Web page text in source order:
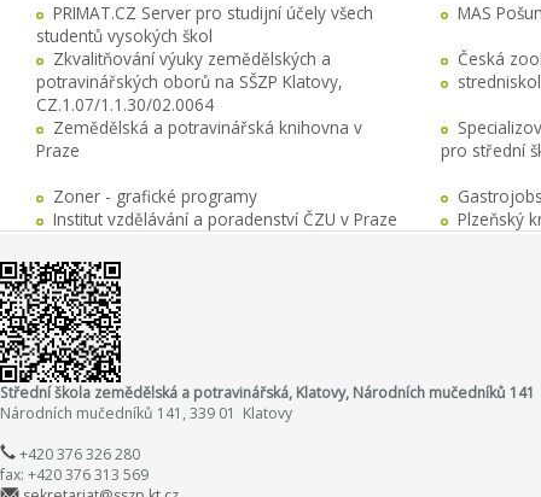
PRIMAT.CZ Server pro studijní účely všech
studentů vysokých škol
MAS
Zkvalitňování výuky zemědělských a
potravinářských oborů na SŠZP Klatovy,
CZ.1.07/1.1.30/02.0064
Česká
Zemědělská a potravinářská knihovna v
Praze
pro střední
Zoner - grafické programy
Institut vzdělávání a poradenství ČZU v Praze
Plzeňský
Střední škola zemědělská a potravinářská, Klatovy, Národních mučedníků 141
Národních mučedníků 141, 339 01 Klatovy
+420 376 326 280
fax: +420 376 313 569